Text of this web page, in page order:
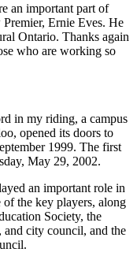
an important part of
Ernie Eves. He
Ontario. Thanks again
who are working so
in my riding, a campus
opened its doors to
1999. The first
May 29, 2002.
an important role in
the key players, along
Society, the
city council, and the